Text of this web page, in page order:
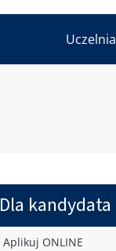
Uczelnia
Dla kandydata
Aplikuj ONLINE